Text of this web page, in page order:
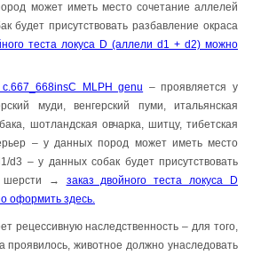
может иметь место сочетание аллелей
будет присутствовать разбавление окраса
теста локуса D (аллели d1 + d2) можно
MLPH genu – проявляется у
муди, венгерский пуми, итальянская
шотландская овчарка, шитцу, тибетская
– у данных пород может иметь место
d3 – у данных собак будет присутствовать
шерсти → заказ двойного теста локуса D
оформить здесь.
рецессивную наследственность – для того,
проявилось, животное должно унаследовать